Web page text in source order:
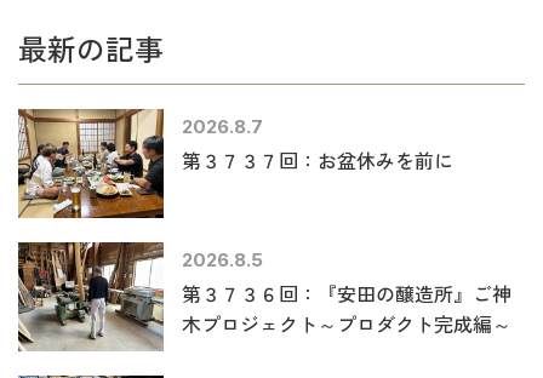
最新の記事
2026.8.7
第３７３７回：お盆休みを前に
2026.8.5
第３７３６回：『安田の醸造所』ご神
木プロジェクト～プロダクト完成編～